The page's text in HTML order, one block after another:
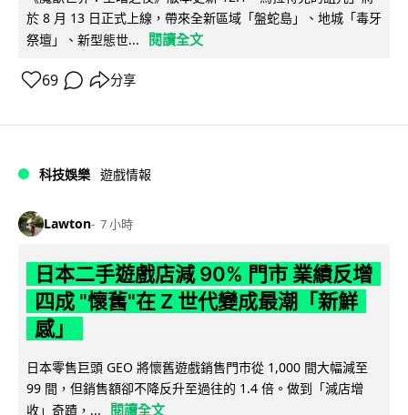
於 8 月 13 日正式上線，帶來全新區域「盤蛇島」、地城「毒牙
祭壇」、新型態世...
閱讀全文
69 分享
科技娛樂 遊戲情報
Lawton 7 小時
日本二手遊戲店減 90% 門市 業績反增
四成 "懷舊"在 Z 世代變成最潮「新鮮
感」
日本零售巨頭 GEO 將懷舊遊戲銷售門市從 1,000 間大幅減至
99 間，但銷售額卻不降反升至過往的 1.4 倍。做到「減店增
收」奇蹟，...
閱讀全文